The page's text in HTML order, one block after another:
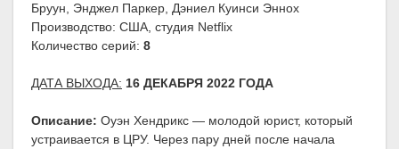
Бруун, Энджел Паркер, Дэниел Куинси Эннох
Производство: США, студия Netflix
Количество серий: 8
ДАТА ВЫХОДА: 16 ДЕКАБРЯ 2022 ГОДА
Описание: Оуэн Хендрикс — молодой юрист, который
устраивается в ЦРУ. Через пару дней после начала